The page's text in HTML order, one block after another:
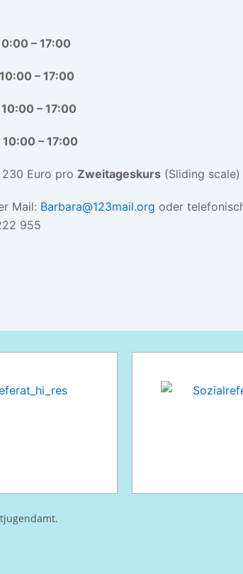
– 17:00
– 17:00
– 17:00
– 17:00
230 Euro pro Zweitageskurs(Sliding scale)
Mail: Barbara@123mail.org oder
955